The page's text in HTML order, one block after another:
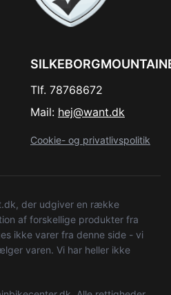
Tlf. 78768672
Mail: hej@want.dk
Cookie- og privatlivspolitik
der udgiver en række
af forskellige produkter fra
ikke varer fra denne side - vi
varen. Vi har heller ikke